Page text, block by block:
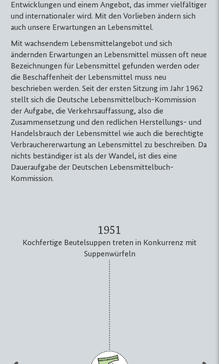
Entwicklungen und einem Angebot, das immer vielfältiger
und internationaler wird. Mit den Vorlieben ändern sich
auch unsere Erwartungen an Lebensmittel.
Mit wachsendem Lebensmittelangebot und sich
ändernden Erwartungen an Lebensmittel müssen oft neue
Bezeichnungen für Lebensmittel gefunden werden oder
die Beschaffenheit der Lebensmittel muss neu
beschrieben werden. Seit der ersten Sitzung im Jahr 1962
stellt sich die Deutsche Lebensmittelbuch-Kommission
der Aufgabe, die Verkehrsauffassung, also die
Zusammensetzung und den redlichen Herstellungs- und
Handelsbrauch der Lebensmittel wie auch die berechtigte
Verbrauchererwartung an Lebensmittel zu beschreiben. Da
nichts beständiger ist als der Wandel, ist dies eine
Daueraufgabe der Deutschen Lebensmittelbuch-
Kommission.
1951
Kochfertige Beutelsuppen treten in Konkurrenz mit
Suppenwürfeln